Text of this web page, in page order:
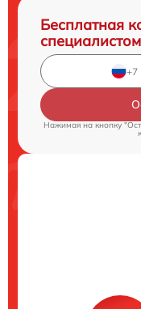
Бесплатная
специалистом
Нажимая на кнопку